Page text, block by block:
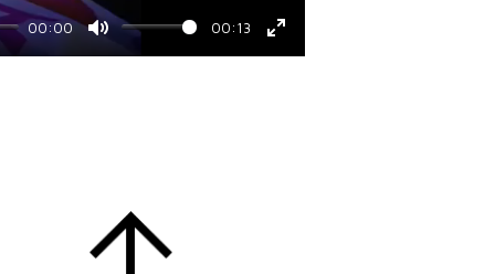
00:00
Mute
00:13
Enter